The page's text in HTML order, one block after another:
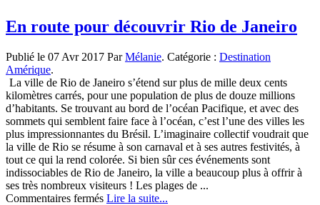
En route pour découvrir Rio de Janeiro
Publié le 07 Avr 2017 ParMélanie. Catégorie : Destination
Amérique.
La ville de Rio de Janeiro s’étend sur plus de mille deux cents
kilomètres carrés, pour une population de plus de douze millions
d’habitants. Se trouvant au bord de l’océan Pacifique, et avec des
sommets qui semblent faire face à l’océan, c’est l’une des villes les
plus impressionnantes du Brésil. L’imaginaire collectif voudrait que
la ville de Rio se résume à son carnaval et à ses autres festivités, à
tout ce qui la rend colorée. Si bien sûr ces événements sont
indissociables de Rio de Janeiro, la ville a beaucoup plus à offrir à
ses très nombreux visiteurs ! Les plages de ...
Commentaires ferméssur
Lire la suite...